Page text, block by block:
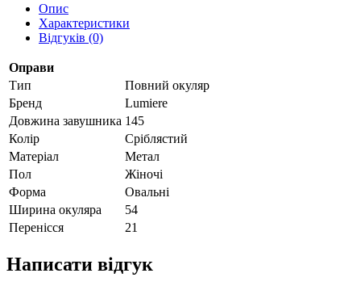
Опис
Характеристики
Відгуків (0)
Оправи
Тип
Повний окуляр
Бренд
Lumiere
Довжина завушника 145
Колір
Сріблястий
Матеріал
Метал
Пол
Жіночі
Форма
Овальні
Ширина окуляра
54
Перенісся
21
Написати відгук